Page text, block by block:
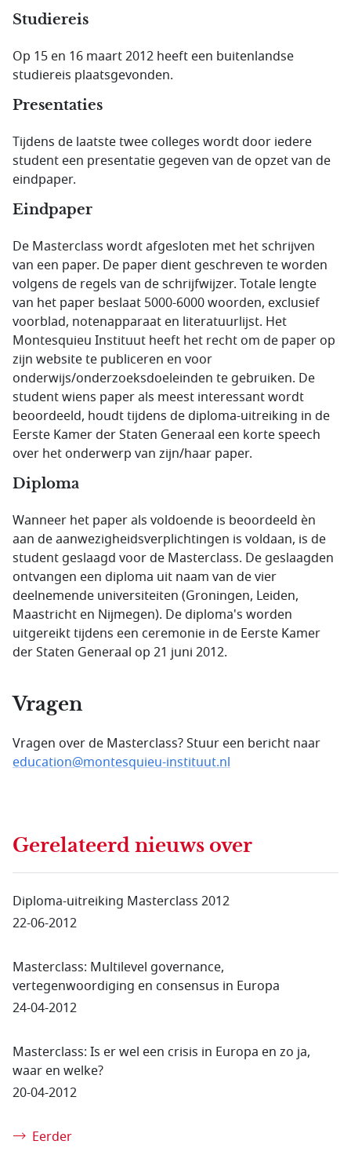
Studiereis
Op 15 en 16 maart 2012 heeft een buitenlandse
studiereis plaatsgevonden.
Presentaties
Tijdens de laatste twee colleges wordt door iedere
student een presentatie gegeven van de opzet van de
eindpaper.
Eindpaper
De Masterclass wordt afgesloten met het schrijven
van een paper. De paper dient geschreven te worden
volgens de regels van de schrijfwijzer. Totale lengte
van het paper beslaat 5000-6000 woorden, exclusief
voorblad, notenapparaat en literatuurlijst. Het
Montesquieu Instituut heeft het recht om de paper op
zijn website te publiceren en voor
onderwijs/onderzoeksdoeleinden te gebruiken. De
student wiens paper als meest interessant wordt
beoordeeld, houdt tijdens de diploma-uitreiking in de
Eerste Kamer der Staten Generaal een korte speech
over het onderwerp van zijn/haar paper.
Diploma
Wanneer het paper als voldoende is beoordeeld èn
aan de aanwezigheidsverplichtingen is voldaan, is de
student geslaagd voor de Masterclass. De geslaagden
ontvangen een diploma uit naam van de vier
deelnemende universiteiten (Groningen, Leiden,
Maastricht en Nijmegen). De diploma's worden
uitgereikt tijdens een ceremonie in de Eerste Kamer
der Staten Generaal op 21 juni 2012.
Vragen
Vragen over de Masterclass? Stuur een bericht naar
education@montesquieu-instituut.nl
Gerelateerd nieuws over
Diploma-uitreiking Masterclass 2012
22-06-2012
Masterclass: Multilevel governance,
vertegenwoordiging en consensus in Europa
24-04-2012
Masterclass: Is er wel een crisis in Europa en zo ja,
waar en welke?
20-04-2012
Eerder